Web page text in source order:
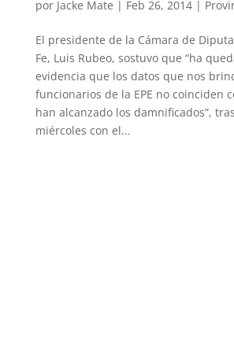
por Jacke Mate | Feb 26, 2014|
El presidente de la Cámara de
Fe, Luis Rubeo, sostuvo que “ha
evidencia que los datos que nos
funcionarios de la EPE no coinciden
han alcanzado los damnificados”,
miércoles con el...